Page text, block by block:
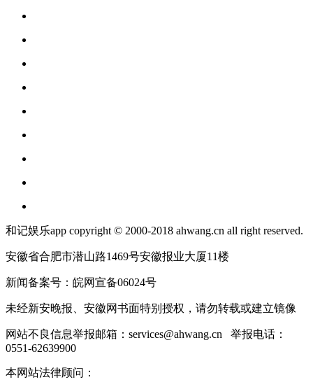
和记娱乐app copyright © 2000-2018 ahwang.cn all right reserved.
安徽省合肥市潜山路1469号安徽报业大厦11楼
新闻备案号：皖网宣备06024号
未经新安晚报、安徽网书面特别授权，请勿转载或建立镜像
网站不良信息举报邮箱： services@ahwang.cn 举报电话：
0551-62639900
本网站法律顾问：